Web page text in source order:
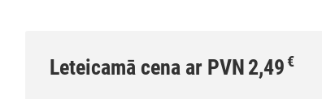
Leteicamā cena ar PVN 2,49€